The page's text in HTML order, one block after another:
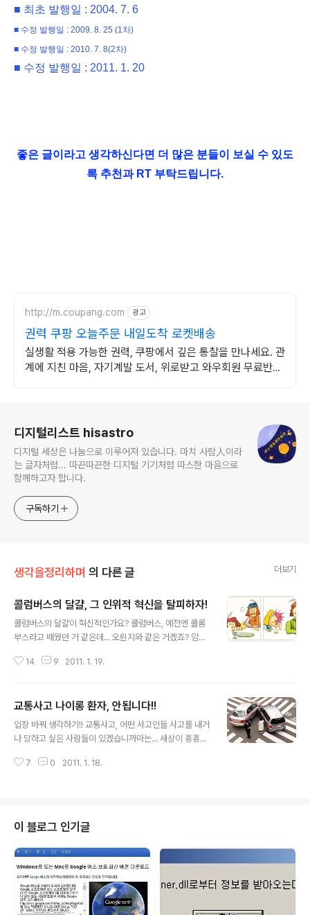
■ 최초 발행일 : 2004. 7. 6
■ 수정 발행일 : 2009. 8. 25 (1차)
■ 수정 발행일 : 2010. 7. 8(2차)
■ 수정 발행일 : 2011. 1. 20
좋은 글이라고 생각하신다면 더 많은 분들이 보실 수 있도
록 추천과 RT 부탁드립니다.
http://m.coupang.com 광고
권력 쿠팡 오늘주문 내일도착 로켓배송
실생활 적용 가능한 권력, 쿠팡에서 깊은 통찰을 만나세요. 관
계에 지친 마음, 자기계발 도서, 위로받고 와우회원 무료반품
디지털리스트 hisastro
디지털 세상은 나눔으로 이루어져 있습니다. 마치 사람人이라
는 글자처럼... 따끈따끈한 디지털 기기처럼 따스한 마음으로
함께하고자 합니다.
구독하기
생각을정리하며 의 다른 글 더보기
콜럼버스의 달걀, 그 인위적 혁신을 탈피하자!
콜럼버스의 달걀이 혁신적인가요? 콜럼버스, 예전엔 콜롬
부스라고 배웠던 거 같은데... 오륀지와 같은 거겠죠? 암튼
아직 많은 사람들에게 미지의 세계를 찾기 위한 모험 정신
아니라고 생각합니다. -이러한 생각을 갖게 된 건 올바른
지식을 전파하고자 했던 분들의 깨인 시각과 그 파급에 따
른 많은 사람들의 생각에 공감하기 때문일 겁니다. 그만큼
가 행복한 세상이 될 수 있는 가능성이 커지리라 생각합니
14 9 2011. 1. 19.
교통사고 나이롱 환자, 안됩니다!!
입장 바꿔 생각하기!! 교통사고, 어떤 사고인들 사고를 내거
나 당하고 싶은 사람들이 있겠습니까마는... 세상이 흉흉하
라면 입장을 바꿔 생각하는 여유나 상대에 대한 배려 없이,
사람들은 재수없더라도 과한 치료비와 합의금을 물어야 되
는 걸 당연하게 생각합니다. -또는 그러한 반복된 세태에
의해 길들여진 사람들의 인식이 그런 상황을 항상 대비하
고 있어야 한다는 생각도 포함하여...- 그래서 이러한 것을
방지하고자 보험을 가입하지만 어찌 보면 이것이 악순환의
연결고리가 아닌가 싶기도 합니다..
7 0 2011. 1. 18.
이 블로그 인기글